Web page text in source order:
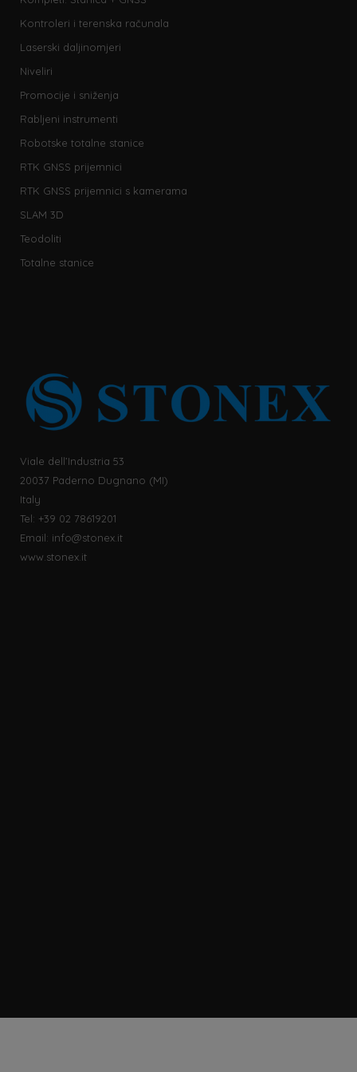
Kontroleri i terenska računala
Laserski daljinomjeri
Niveliri
Promocije i sniženja
Rabljeni instrumenti
Robotske totalne stanice
RTK GNSS prijemnici
RTK GNSS prijemnici s kamerama
SLAM 3D
Teodoliti
Totalne stanice
Viale dell’Industria 53
20037 Paderno Dugnano (MI)
Italy
Tel: +39 02 78619201
Email: info@stonex.it
www.stonex.it